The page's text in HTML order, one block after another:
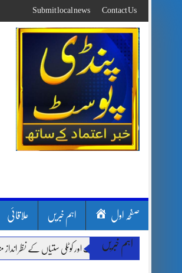
to
content
Contact Us
Submit local news
صفحہ اول اہم خبریں علاقائی
اہم خبریں
بارشیں، لینڈ سلائیڈنگ اور کوٹلی ستیاں کے نظر انداز متاثرین